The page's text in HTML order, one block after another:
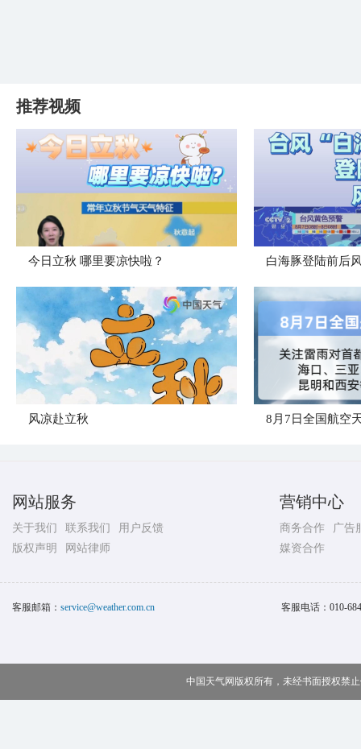
推荐视频
今日立秋 哪里要凉快啦？ 白海豚登陆前后
风凉赴立秋 8月7日全国航空
网站服务
关于我们 联系我们
用户反馈
版权声明
网站律师
营销中心
商务合作
广告
媒资合作
客服邮箱： service@weather.com.cn 客服电话： 010-
中国天气网版权所有，未经书面授权